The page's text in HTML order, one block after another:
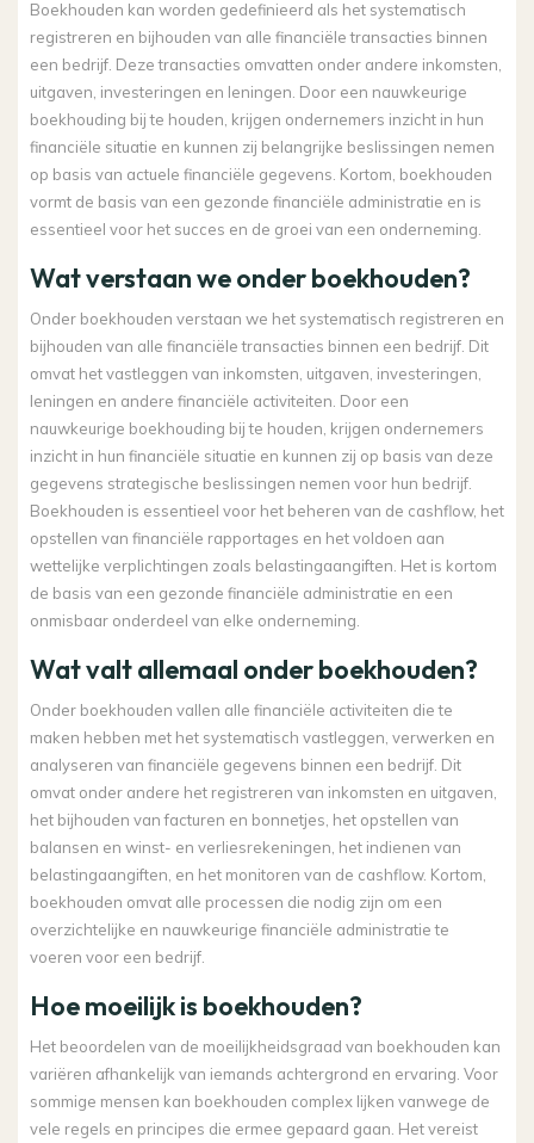
Boekhouden kan worden gedefinieerd als het systematisch
registreren en bijhouden van alle financiële transacties binnen
een bedrijf. Deze transacties omvatten onder andere inkomsten,
uitgaven, investeringen en leningen. Door een nauwkeurige
boekhouding bij te houden, krijgen ondernemers inzicht in hun
financiële situatie en kunnen zij belangrijke beslissingen nemen
op basis van actuele financiële gegevens. Kortom, boekhouden
vormt de basis van een gezonde financiële administratie en is
essentieel voor het succes en de groei van een onderneming.
Wat verstaan we onder boekhouden?
Onder boekhouden verstaan we het systematisch registreren en
bijhouden van alle financiële transacties binnen een bedrijf. Dit
omvat het vastleggen van inkomsten, uitgaven, investeringen,
leningen en andere financiële activiteiten. Door een
nauwkeurige boekhouding bij te houden, krijgen ondernemers
inzicht in hun financiële situatie en kunnen zij op basis van deze
gegevens strategische beslissingen nemen voor hun bedrijf.
Boekhouden is essentieel voor het beheren van de cashflow, het
opstellen van financiële rapportages en het voldoen aan
wettelijke verplichtingen zoals belastingaangiften. Het is kortom
de basis van een gezonde financiële administratie en een
onmisbaar onderdeel van elke onderneming.
Wat valt allemaal onder boekhouden?
Onder boekhouden vallen alle financiële activiteiten die te
maken hebben met het systematisch vastleggen, verwerken en
analyseren van financiële gegevens binnen een bedrijf. Dit
omvat onder andere het registreren van inkomsten en uitgaven,
het bijhouden van facturen en bonnetjes, het opstellen van
balansen en winst- en verliesrekeningen, het indienen van
belastingaangiften, en het monitoren van de cashflow. Kortom,
boekhouden omvat alle processen die nodig zijn om een
overzichtelijke en nauwkeurige financiële administratie te
voeren voor een bedrijf.
Hoe moeilijk is boekhouden?
Het beoordelen van de moeilijkheidsgraad van boekhouden kan
variëren afhankelijk van iemands achtergrond en ervaring. Voor
sommige mensen kan boekhouden complex lijken vanwege de
vele regels en principes die ermee gepaard gaan. Het vereist